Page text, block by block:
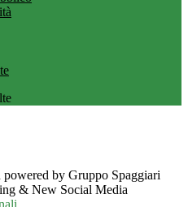
by Gruppo Spaggiari
& New Social Media